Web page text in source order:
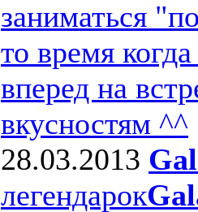
заниматься
то время
вперед на
вкусностям ^^
28.03.2013
легендарок